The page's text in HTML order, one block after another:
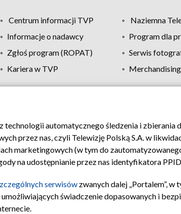
Centrum informacji TVP Naziemna
Informacje o nadawcy
Program dla
Zgłoś program (ROPAT)
Serwis
Kariera w TVP
Moje zgody Pomoc Biuro reklamy
automatycznego śledzenia i zbierania
przez nas, czyli Telewizję Polską S.A. w
marketingowych (w tym do
na udostępnianie przez nas identyfikatora
serwisów zwanych dalej „Portalem”,
świadczenie dopasowanych i